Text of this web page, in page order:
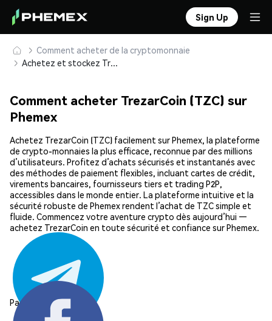
Sign Up
Comment acheter de la cryptomonnaie
Achetez et stockez TrezarCoin (TZC) en toute sécurité
Comment acheter TrezarCoin (TZC) sur
Phemex
Achetez TrezarCoin (TZC) facilement sur Phemex, la plateforme
de crypto-monnaies la plus efficace, reconnue par des millions
d’utilisateurs. Profitez d’achats sécurisés et instantanés avec
des méthodes de paiement flexibles, incluant cartes de crédit,
virements bancaires, fournisseurs tiers et trading P2P,
accessibles dans le monde entier. La plateforme intuitive et la
sécurité robuste de Phemex rendent l’achat de TZC simple et
fluide. Commencez votre aventure crypto dès aujourd’hui —
achetez TrezarCoin en toute sécurité et confiance sur Phemex.
Partager: